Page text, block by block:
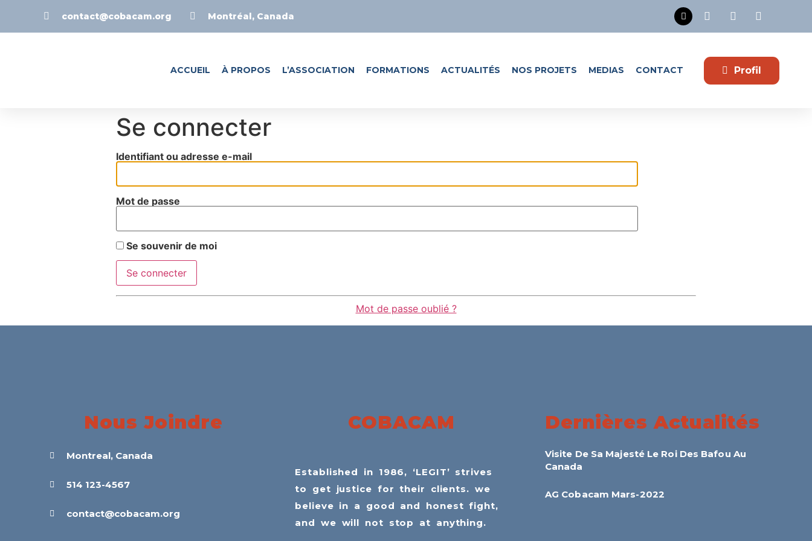
contact@cobacam.org Montréal, Canada
ACCUEIL À PROPOS L’ASSOCIATION FORMATIONS ACTUALITÉS NOS PROJETS MEDIAS CONTACT Profil
Se connecter
Identifiant ou adresse e-mail
Mot de passe
Se souvenir de moi
Mot de passe oublié ?
Nous Joindre
Montreal, Canada
514 123-4567
contact@cobacam.org
COBACAM
Established in 1986, ‘LEGIT’ strives
to get justice for their clients. we
believe in a good and honest fight,
and we will not stop at anything.
Dernières Actualités
Visite De Sa Majesté Le Roi Des Bafou Au
Canada
AG Cobacam Mars-2022